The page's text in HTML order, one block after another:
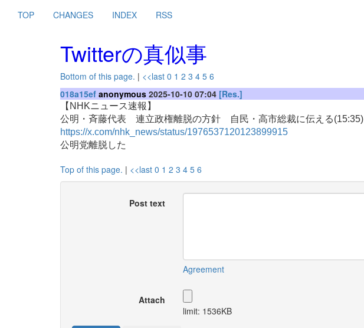
TOP CHANGES INDEX RSS
Twitterの真似事
Bottom of this page. | <<last 0 1 2 3 4 5 6
018a15ef anonymous 2025-10-10 07:04 [Res.]
【NHKニュース速報】
公明・斉藤代表 連立政権離脱の方針 自民・高市総裁に伝える(15:35)
https://x.com/nhk_news/status/1976537120123899915
公明党離脱した
Top of this page. | <<last 0 1 2 3 4 5 6
Post text
Agreement
Attach
limit: 1536KB